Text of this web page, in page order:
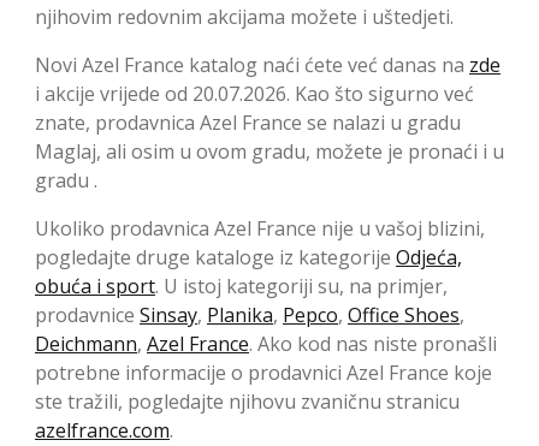
njihovim redovnim akcijama možete i uštedjeti.
Novi Azel France katalog naći ćete već danas na zde
i akcije vrijede od 20.07.2026. Kao što sigurno već
znate, prodavnica Azel France se nalazi u gradu
Maglaj, ali osim u ovom gradu, možete je pronaći i u
gradu .
Ukoliko prodavnica Azel France nije u vašoj blizini,
pogledajte druge kataloge iz kategorije Odjeća,
obuća i sport. U istoj kategoriji su, na primjer,
prodavnice Sinsay, Planika, Pepco, Office Shoes,
Deichmann, Azel France. Ako kod nas niste pronašli
potrebne informacije o prodavnici Azel France koje
ste tražili, pogledajte njihovu zvaničnu stranicu
azelfrance.com.